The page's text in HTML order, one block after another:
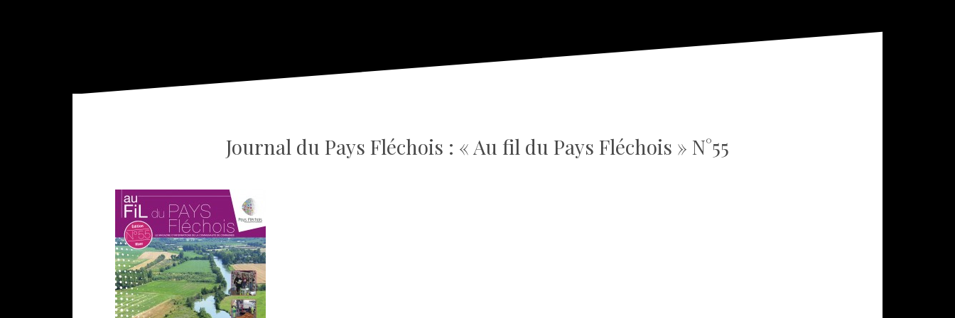
Journal du Pays Fléchois : « Au fil du Pays Fléchois » N°55